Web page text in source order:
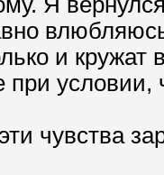
и
при
чувства